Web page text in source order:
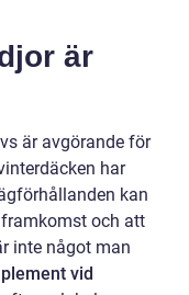
är
är avgörande för
har
kan
och att
inte något man
vid